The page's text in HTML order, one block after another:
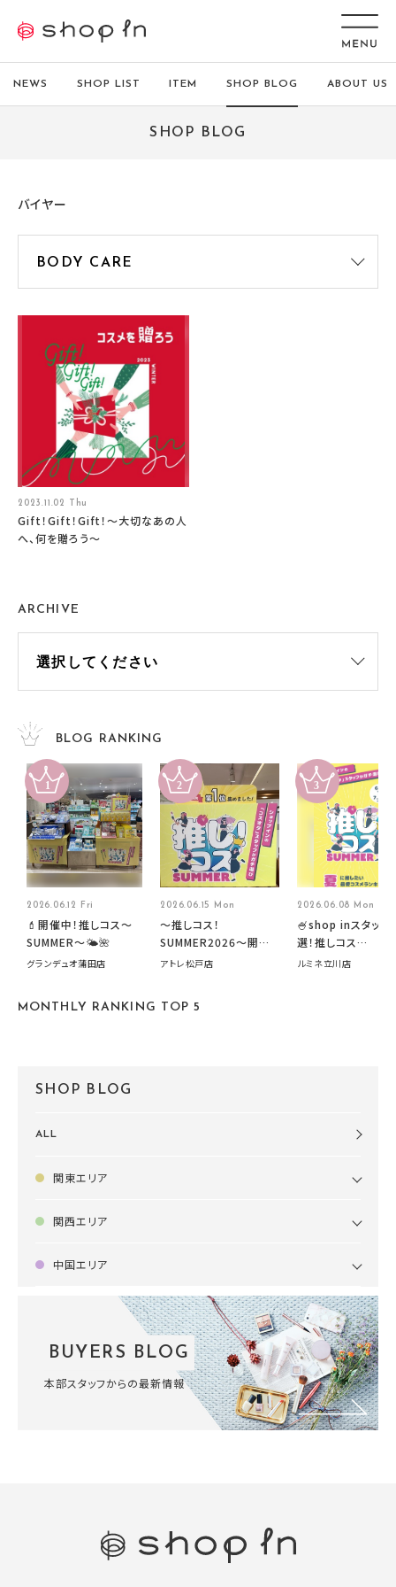
NEWS SHOP LIST ITEM SHOP BLOG ABOUT US
SHOP BLOG
バイヤー
2023.11.02 Thu
Gift！Gift！Gift！～大切なあの人
へ、何を贈ろう～
ARCHIVE
BLOG RANKING
2026.06.12 Fri
💄開催中！推しコス〜
SUMMER〜🌤️🌺
グランデュオ蒲田店
2026.06.15 Mon
～推しコス！
SUMMER2026～開催
中です！
アトレ松戸店
2026.06.08 Mon
🍧shop inスタッフ
選！推しコス
summer2026開催
ルミネ立川店
MONTHLY RANKING TOP 5
SHOP BLOG
ALL
関東エリア
関西エリア
中国エリア
BUYERS BLOG
本部スタッフからの最新情報